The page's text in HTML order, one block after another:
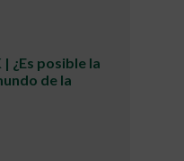
¿Es posible la
de la